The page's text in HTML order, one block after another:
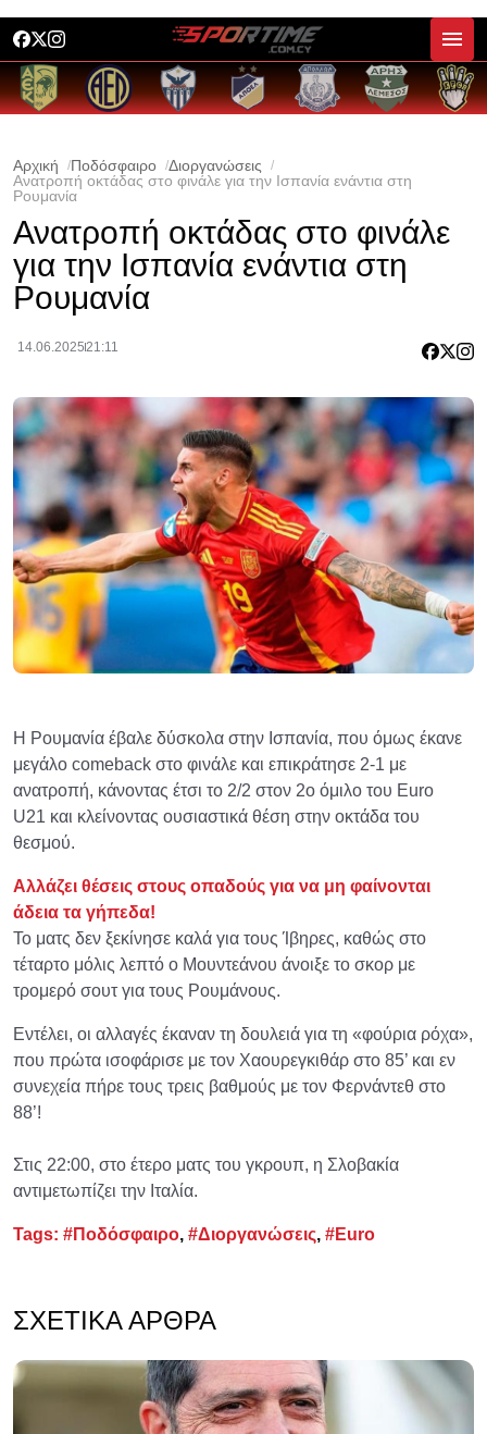
Αρχική Ποδόσφαιρο
Διοργανώσεις
Ανατροπή οκτάδας στο φινάλε για την Ισπανία ενάντια στη
Ρουμανία
Ανατροπή οκτάδας στο φινάλε
για την Ισπανία ενάντια στη
Ρουμανία
14.06.202521:11
Η Ρουμανία έβαλε δύσκολα στην Ισπανία, που όμως έκανε
μεγάλο comeback στο φινάλε και επικράτησε 2-1 με
ανατροπή, κάνοντας έτσι το 2/2 στον 2ο όμιλο του Euro
U21 και κλείνοντας ουσιαστικά θέση στην οκτάδα του
θεσμού.
Αλλάζει θέσεις στους οπαδούς για να μη φαίνονται
άδεια τα γήπεδα!
Το ματς δεν ξεκίνησε καλά για τους Ίβηρες, καθώς στο
τέταρτο μόλις λεπτό ο Μουντεάνου άνοιξε το σκορ με
τρομερό σουτ για τους Ρουμάνους.
Εντέλει, οι αλλαγές έκαναν τη δουλειά για τη «φούρια ρόχα»,
που πρώτα ισοφάρισε με τον Χαουρεγκιθάρ στο 85’ και εν
συνεχεία πήρε τους τρεις βαθμούς με τον Φερνάντεθ στο
88’!
Στις 22:00, στο έτερο ματς του γκρουπ, η Σλοβακία
αντιμετωπίζει την Ιταλία.
Tags: #Ποδόσφαιρο, #Διοργανώσεις, #Euro
ΣΧΕΤΙΚΆ ΆΡΘΡΑ